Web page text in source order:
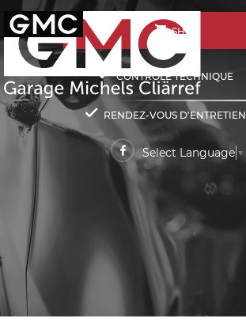
SHOP
CONTRÔLE TECHNIQUE
RENDEZ-VOUS D'ENTRETIEN
Select Language ▼